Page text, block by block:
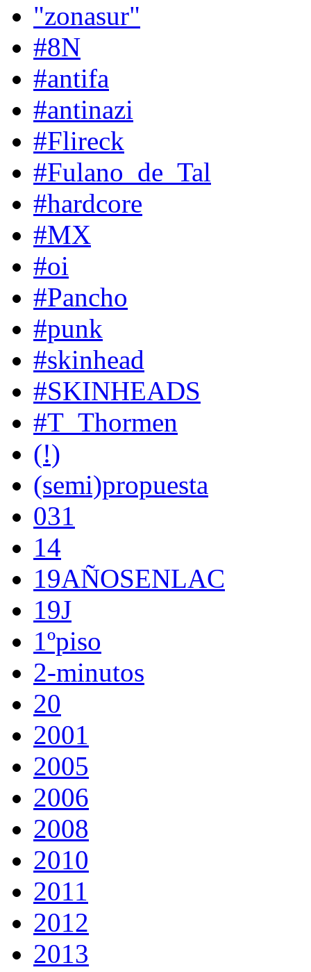
"zonasur"
#8N
#antifa
#antinazi
#Flireck
#Fulano_de_Tal
#hardcore
#MX
#oi
#Pancho
#punk
#skinhead
#SKINHEADS
#T_Thormen
(!)
(semi)propuesta
031
14
19AÑOSENLAC
19J
1ºpiso
2-minutos
20
2001
2005
2006
2008
2010
2011
2012
2013